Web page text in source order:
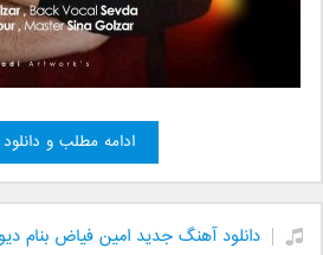
ادامه مطلب و دانلود
دانلود آهنگ جدید امین فیاض بنام